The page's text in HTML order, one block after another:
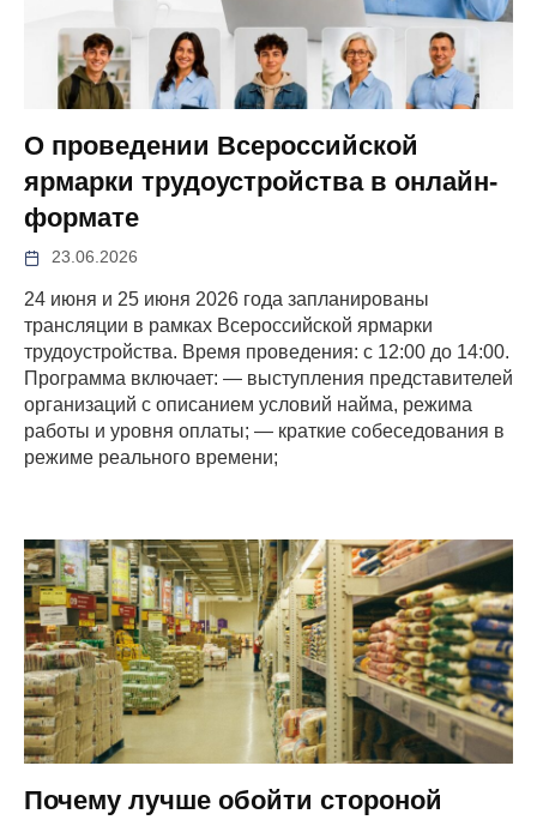
О проведении Всероссийской
ярмарки трудоустройства в онлайн-
формате
23.06.2026
24 июня и 25 июня 2026 года запланированы
трансляции в рамках Всероссийской ярмарки
трудоустройства. Время проведения: с 12:00 до 14:00.
Программа включает: — выступления представителей
организаций с описанием условий найма, режима
работы и уровня оплаты; — краткие собеседования в
режиме реального времени;
Почему лучше обойти стороной